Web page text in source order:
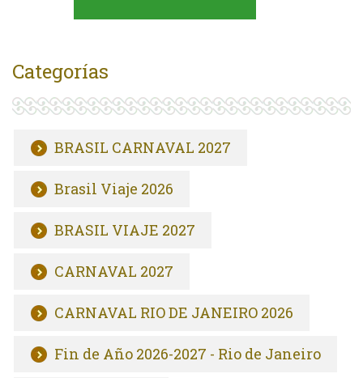
Categorías
BRASIL CARNAVAL 2027
Brasil Viaje 2026
BRASIL VIAJE 2027
CARNAVAL 2027
CARNAVAL RIO DE JANEIRO 2026
Fin de Año 2026-2027 - Rio de Janeiro